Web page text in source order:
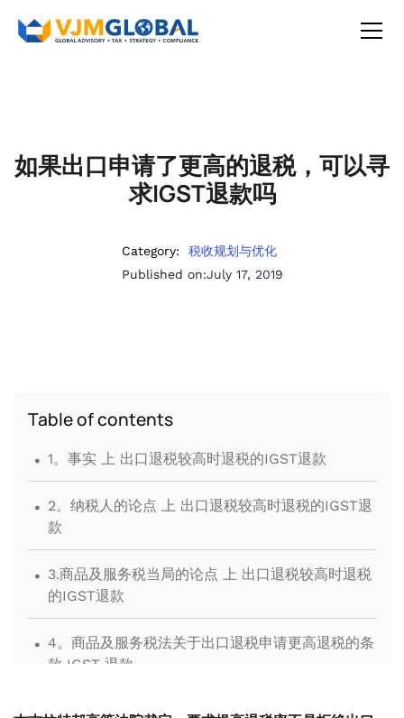
如果出口申请了更高的退税，可以寻
求IGST退款吗
Category:
税收规划与优化
Published on:July 17, 2019
Table of contents
. 1。事实 上 出口退税较高时退税的IGST退款
. ‍2。纳税人的论点 上 出口退税较高时退税的IGST退
款
. 3.商品及服务税当局的论点 上 出口退税较高时退税
的IGST退款
. 4。商品及服务税法关于出口退税申请更高退税的条
款 IGST 退款
. 5。HC 的分析 上 出口退税较高时退税的IGST退款